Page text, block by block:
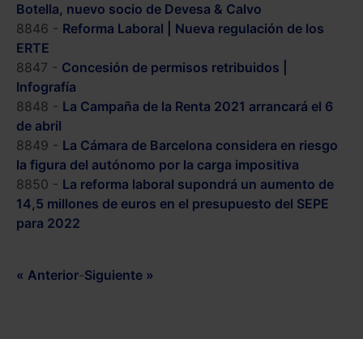
Botella, nuevo socio de Devesa & Calvo
8846 - Reforma Laboral | Nueva regulación de los
ERTE
8847 - Concesión de permisos retribuidos |
Infografía
8848 - La Campaña de la Renta 2021 arrancará el 6
de abril
8849 - La Cámara de Barcelona considera en riesgo
la figura del autónomo por la carga impositiva
8850 - La reforma laboral supondrá un aumento de
14,5 millones de euros en el presupuesto del SEPE
para 2022
« Anterior-Siguiente »